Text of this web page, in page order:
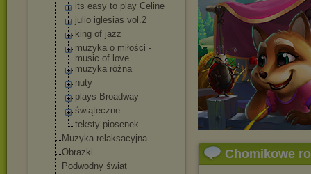
its easy to play Celine
julio iglesias vol.2
king of jazz
muzyka o miłości -
music of love
muzyka różna
nuty
plays Broadway
świąteczne
teksty piosenek
Muzyka relaksacyjna
Obrazki
Podwodny świat
Chomikowe